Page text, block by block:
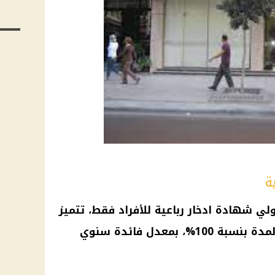
شهادة ادخاررباعية للأفراد فقط، تتميز
100%، بمعدل
فائدة سنوي